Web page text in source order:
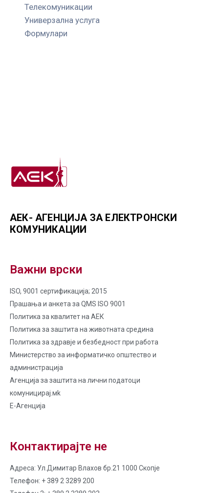
Телекомуникации
Универзална услуга
Формулари
АЕК- АГЕНЦИЈА ЗА ЕЛЕКТРОНСКИ
КОМУНИКАЦИИ
Важни врски
ISO, 9001 сертификација; 2015
Прашања и анкета за QMS ISO 9001
Политика за квалитет на AЕК
Политика за заштита на животната средина
Политика за здравје и безбедност при работа
Министерство за информатичко општество и
администрација
Агенција за заштита на лични податоци
комуницирај.мk
Е-Агенција
Контактирајте не
Адреса: Ул.Димитар Влахов бр.21 1000 Скопје
Телефон: + 389 2 3289 200